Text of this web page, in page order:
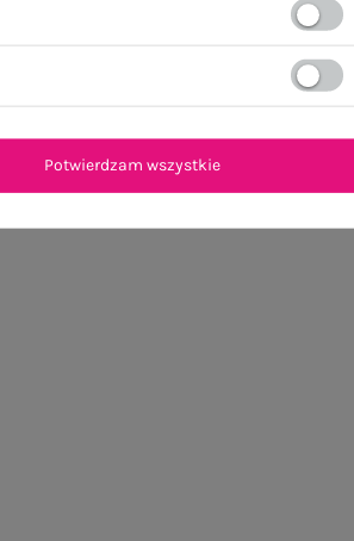
Potwierdzam wszystkie